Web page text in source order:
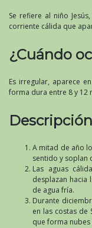
Se refiere al niño
corriente cálida que
¿Cuándo
Es irregular, aparece
forma dura entre 8 y 12
A mitad de año
sentido y soplan
Las aguas
desplazan hacia
de agua fría.
Durante
en las costas de
que forma